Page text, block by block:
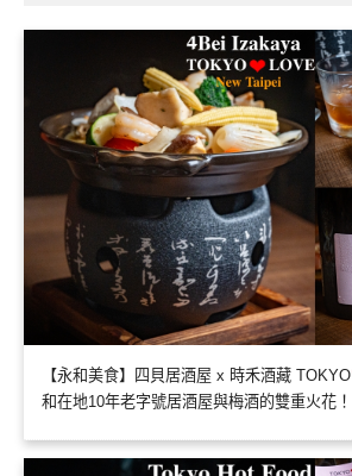
【永和美食】四貝居酒屋 x 時禾酒藏 TOKYO
和在地10年老字號居酒屋與梅酒的雙重火花！